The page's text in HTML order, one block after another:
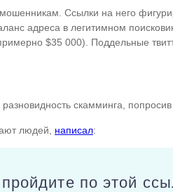
Ссылки на него
адреса в легитимном
$35 000). Поддельные
скамминга,
людей, написал:
по этой